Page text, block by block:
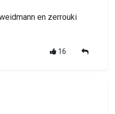
en zerrouki
16